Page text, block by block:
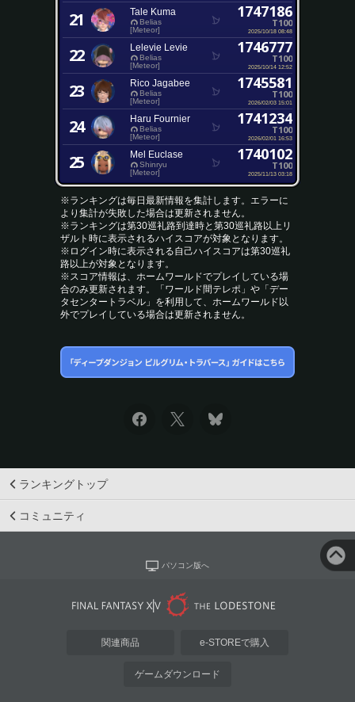
21 Tale Kuma
Belias
[Meteor]
1747186
T100
2025/10/18 08:48
22 Lelevie Levie
Belias
[Meteor]
1746777
T100
2025/10/14 12:52
23 Rico Jagabee
Belias
[Meteor]
1745581
T100
2026/02/03 15:01
24 Haru Fournier
Belias
[Meteor]
1741234
T100
2026/02/01 16:53
25 Mel Euclase
Shinryu
[Meteor]
1740102
T100
2025/11/13 03:18
※ランキングは毎日最新情報を集計します。エラーに
より集計が失敗した場合は更新されません。
※ランキングは第30巡礼路到達時と第30巡礼路以上リ
ザルト時に表示されるハイスコアが対象となります。
※ログイン時に表示される自己ハイスコアは第30巡礼
路以上が対象となります。
※スコア情報は、ホームワールドでプレイしている場
合のみ更新されます。「ワールド間テレポ」や「デー
タセンタートラベル」を利用して、ホームワールド以
外でプレイしている場合は更新されません。
ランキングトップ
コミュニティ
パソコン版へ
関連商品 e-STOREで購入
ゲームダウンロード